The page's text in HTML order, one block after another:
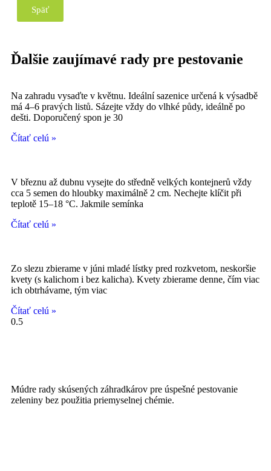
Späť
Ďalšie zaujímavé rady pre pestovanie
Na zahradu vysaďte v květnu. Ideální sazenice určená k výsadbě
má 4–6 pravých listů. Sázejte vždy do vlhké půdy, ideálně po
dešti. Doporučený spon je 30
Čítať celú »
V březnu až dubnu vysejte do středně velkých kontejnerů vždy
cca 5 semen do hloubky maximálně 2 cm. Nechejte klíčit při
teplotě 15–18 °C. Jakmile semínka
Čítať celú »
Zo slezu zbierame v júni mladé lístky pred rozkvetom, neskoršie
kvety (s kalichom i bez kalicha). Kvety zbierame denne, čím viac
ich obtrhávame, tým viac
Čítať celú »
Múdre rady skúsených záhradkárov pre úspešné pestovanie
zeleniny bez použitia priemyselnej chémie.